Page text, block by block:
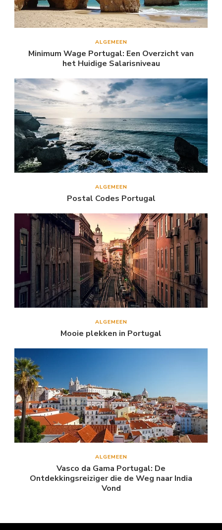
ALGEMEEN
Minimum Wage Portugal: Een Overzicht van
het Huidige Salarisniveau
ALGEMEEN
Postal Codes Portugal
ALGEMEEN
Mooie plekken in Portugal
ALGEMEEN
Vasco da Gama Portugal: De
Ontdekkingsreiziger die de Weg naar India
Vond